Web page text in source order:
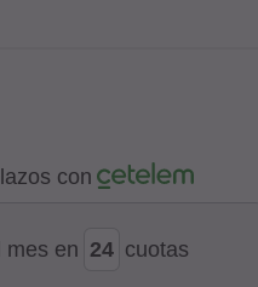
con
mes en cuotas